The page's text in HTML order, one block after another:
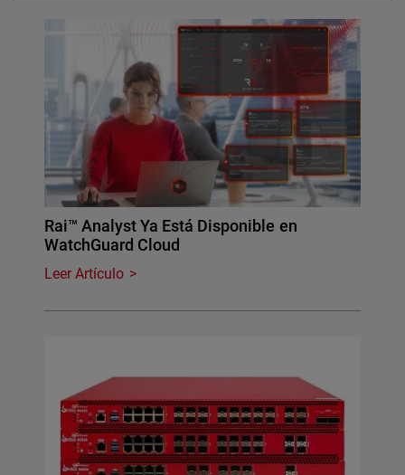
Rai™ Analyst Ya Está Disponible en
WatchGuard Cloud
Leer Artículo